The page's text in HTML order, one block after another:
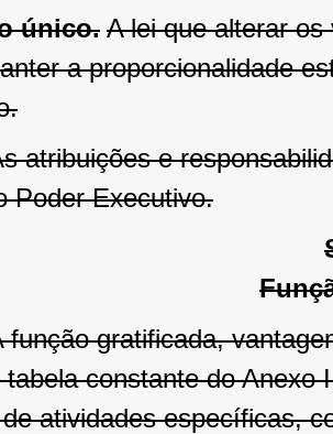
único. A lei que alterar
a proporcionalidade
atribuições e
Poder Executivo.
função gratificada,
constante do Anexo
atividades específicas,